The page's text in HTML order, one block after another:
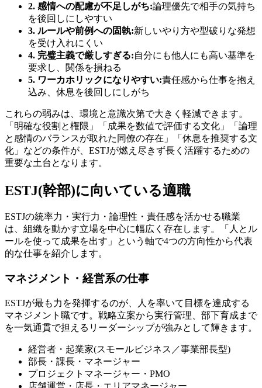
2. 感情への配慮が不足しがち:論理優先で相手の気持ち
を後回しにしやすい
3. ルールや前例への固執:新しいやり方や型破りな発想
を受け入れにくい
4. 完璧主義で厳しすぎる:自分にも他人にも高い基準を
要求し、関係を損ねる
5. ワーカホリックになりやすい:責任感から仕事を抱え
込み、休息を後回しにしがち
これらの弱みは、環境と意識次第で大きく軽減できます。
「明確な役割と権限」「成果を数値で評価する文化」「論理
と感情のバランスが取れた同僚の存在」「休息を推奨する文
化」などの条件が、ESTJが燃え尽きず長く活躍するための
重要な土台となります。
ESTJ(幹部)に向いている適職
ESTJの統率力・実行力・論理性・責任感を活かせる職業
は、組織を動かす立場を中心に幅広く存在します。「人とル
ールを使って成果を出す」という軸で4つの方向性から代表
的な仕事を紹介します。
マネジメント・経営系の仕事
ESTJが最も力を発揮するのが、人を率いて目標を達成する
マネジメント職です。戦略立案から実行管理、部下育成まで
を一気通貫で担えるリーダーシップが強みとして輝きます。
経営者・起業家(スモールビジネス／事業部長型)
部長・課長・マネージャー
プロジェクトマネージャー・PMO
店舗運営・店長・エリアマネージャー